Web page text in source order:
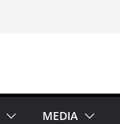
MEDIA